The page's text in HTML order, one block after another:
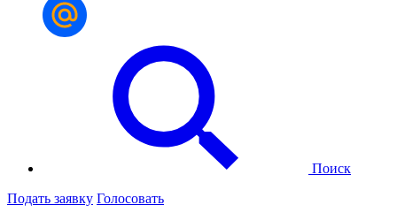
Поиск
Подать заявку Голосовать